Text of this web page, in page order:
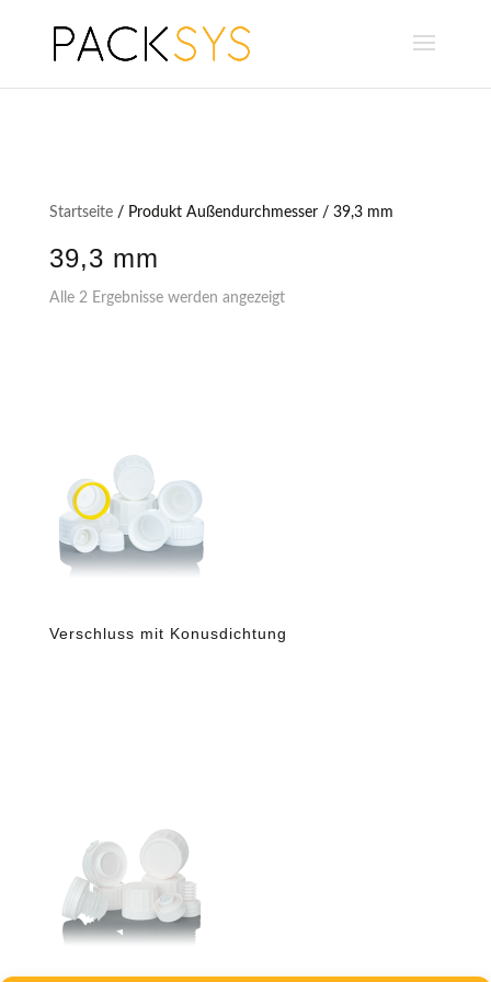
Startseite/ Produkt Außendurchmesser / 39,3 mm
39,3 mm
Alle 2 Ergebnisse werden angezeigt
Verschluss mit Konusdichtung